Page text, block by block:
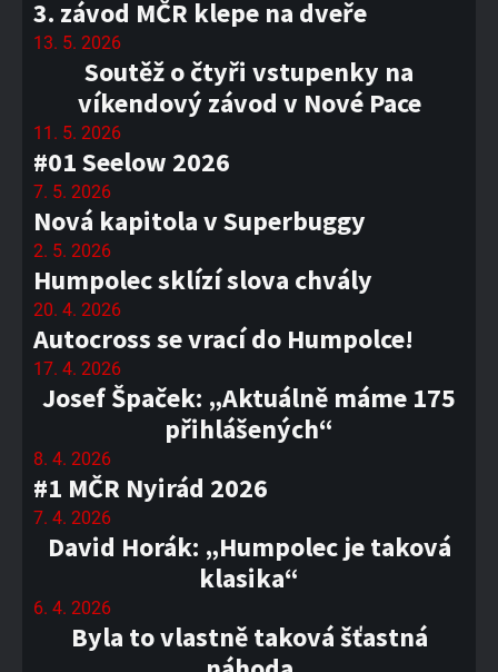
3. závod MČR klepe na dveře
13. 5. 2026
Soutěž o čtyři vstupenky na
víkendový závod v Nové Pace
11. 5. 2026
#01 Seelow 2026
7. 5. 2026
Nová kapitola v Superbuggy
2. 5. 2026
Humpolec sklízí slova chvály
20. 4. 2026
Autocross se vrací do Humpolce!
17. 4. 2026
Josef Špaček: „Aktuálně máme 175
přihlášených“
8. 4. 2026
#1 MČR Nyirád 2026
7. 4. 2026
David Horák: „Humpolec je taková
klasika“
6. 4. 2026
Byla to vlastně taková šťastná